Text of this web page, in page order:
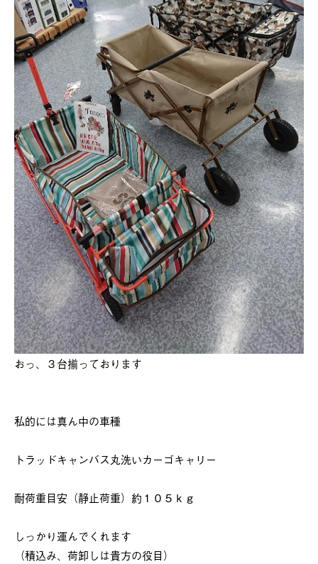
おっ、３台揃っております
私的には真ん中の車種
トラッドキャンバス丸洗いカーゴキャリー
耐荷重目安（静止荷重）約１０５ｋｇ
しっかり運んでくれます
（積込み、荷卸しは貴方の役目）